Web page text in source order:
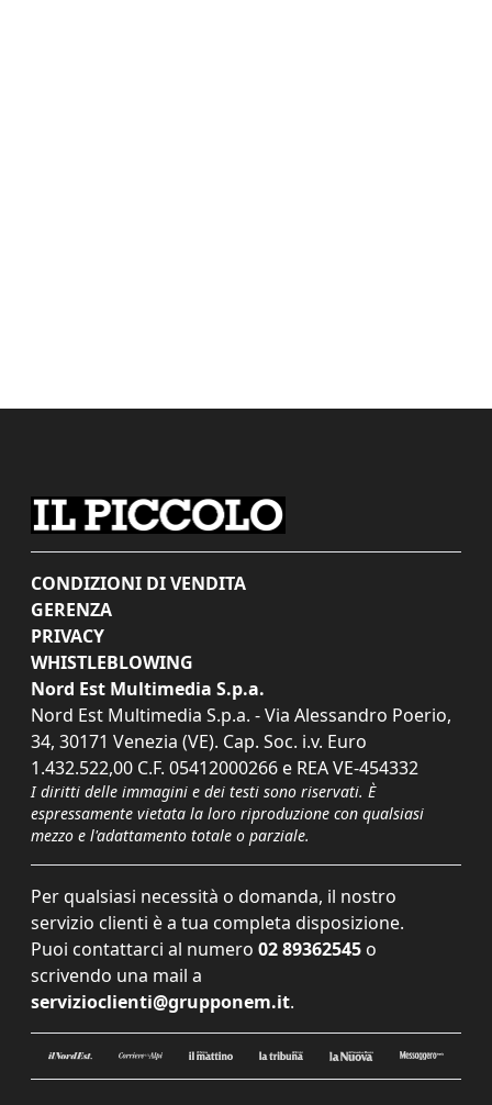
CONDIZIONI DI VENDITA
GERENZA
PRIVACY
WHISTLEBLOWING
Nord Est Multimedia S.p.a.
Nord Est Multimedia S.p.a. - Via Alessandro Poerio,
34, 30171 Venezia (VE). Cap. Soc. i.v. Euro
1.432.522,00 C.F. 05412000266 e REA VE-454332
I diritti delle immagini e dei testi sono riservati. È
espressamente vietata la loro riproduzione con qualsiasi
mezzo e l'adattamento totale o parziale.
Per qualsiasi necessità o domanda, il nostro
servizio clienti è a tua completa disposizione.
Puoi contattarci al numero 02 89362545 o
scrivendo una mail a
servizioclienti@grupponem.it.